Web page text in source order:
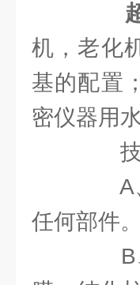
机，老化
基的配置
密仪器用
技
A、
任何部件。
B、